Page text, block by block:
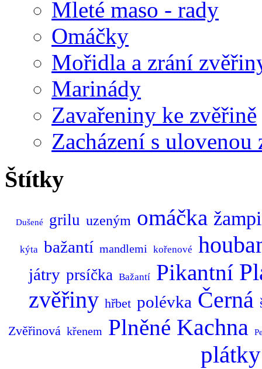
Mleté maso - rady
Omáčky
Mořidla a zrání
Marinády
Zavařeniny ke zvěřině
Zacházení s ulovenou
Štítky
Dušené grilu uzeným omáčka
kýta bažantí mandlemi kořenové
játry prsíčka Bažantí Pikantní
zvěřiny hřbet polévka Černá
Zvěřinová křenem Plněné Kachna
plátky